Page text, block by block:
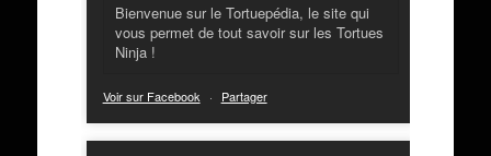
Bienvenue sur le Tortuepédia, le site qui
vous permet de tout savoir sur les Tortues
Ninja !
Voir sur Facebook · Partager